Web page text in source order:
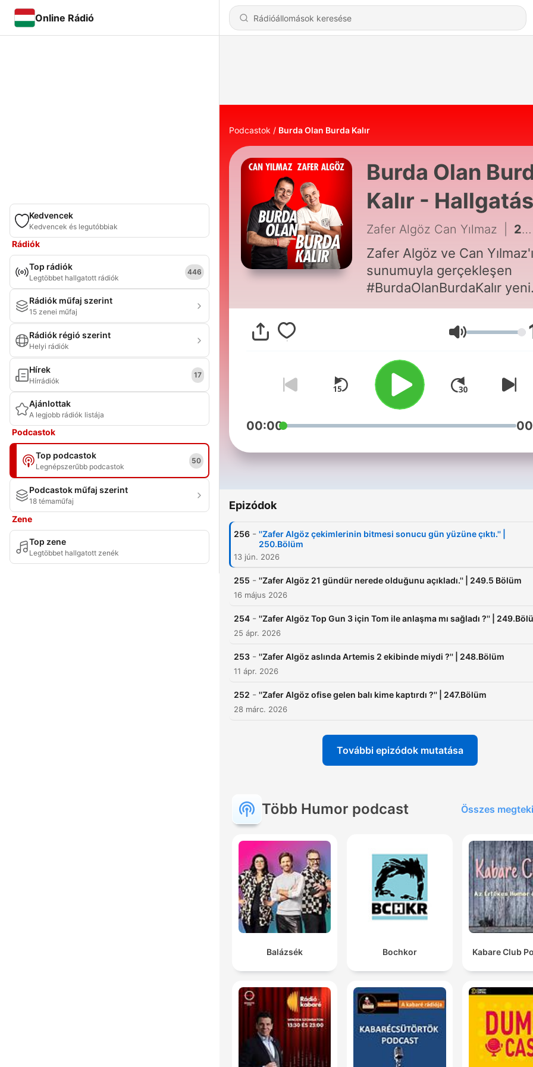
Online Rádió
Kedvencek
Kedvencek és legutóbbiak
Rádiók
Top rádiók
Legtöbbet hallgatott rádiók
446
Rádiók műfaj szerint
15 zenei műfaj
Rádiók régió szerint
Helyi rádiók
Hírek
Hírrádiók
17
Ajánlottak
A legjobb rádiók listája
Podcastok
Top podcastok
Legnépszerűbb podcastok
50
Podcastok műfaj szerint
18 témaműfaj
Zene
Top zene
Legtöbbet hallgatott zenék
Podcastok Burda Olan Burda Kalır
Burda Olan
Kalır - Hallgatás
Online
Zafer Algöz Can Yılmaz 256 - ''Zafer Algöz çekimlerinin bitmesi sonucu gün yüzüne çıktı.'' | 250.Bölüm
Zafer Algöz ve Can
sunumuyla gerçekleşen
#BurdaOlanBurdaKalır yeni
konu ve konuklarıyla
Burda Olan Burda Kalır
Youtube kanalıyla ilgili
öneri ve görüşlerinizi
e-posta adresine
*Can Yılmaz Twitter
@canyilmaz1 / Instagram
Twitter @zaferalgoz /
Hangerő
00:00
Epizódok
256 - ''Zafer Algöz çekimlerinin bitmesi sonucu gün yüzüne çıktı.'' |
250.Bölüm
13 jún. 2026
255 - ''Zafer Algöz 21 gündür nerede olduğunu açıkladı.'' | 249.5 Bölüm
16 május 2026
254 - ''Zafer Algöz Top Gun 3 için Tom ile anlaşma mı sağladı ?'' |
25 ápr. 2026
253 - ''Zafer Algöz aslında Artemis 2 ekibinde miydi ?'' | 248.Bölüm
11 ápr. 2026
252 - ''Zafer Algöz ofise gelen balı kime kaptırdı ?'' | 247.Bölüm
28 márc. 2026
További epizódok mutatása
Több Humor podcast Összes
Balázsék Bochkor Kabare Club